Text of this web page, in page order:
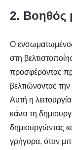
2. Βοηθός
Ο
στη
προσφέροντας
βελτιώνοντας
Αυτή η
κάνει τη
δημιουργώντας
γρήγορα, όταν